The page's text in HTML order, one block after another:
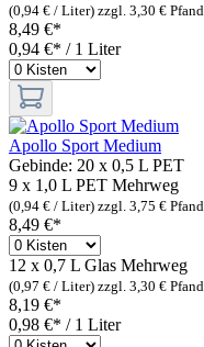
(0,94 € / Liter) zzgl. 3,30 € Pfand
8,49 €*
0,94 €* / 1 Liter
Apollo Sport Medium
Gebinde: 20 x 0,5 L PET
9 x 1,0 L PET Mehrweg
(0,94 € / Liter) zzgl. 3,75 € Pfand
8,49 €*
12 x 0,7 L Glas Mehrweg
(0,97 € / Liter) zzgl. 3,30 € Pfand
8,19 €*
0,98 €* / 1 Liter